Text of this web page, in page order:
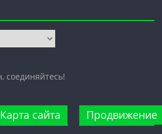
соединяйтесь!
Карта сайта Продвижение